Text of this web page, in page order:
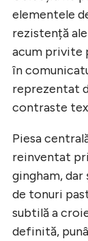
elementele
rezistență
acum privite
în
reprezentat
contraste
Piesa
reinventat
gingham,
de tonuri
subtilă a
definită,